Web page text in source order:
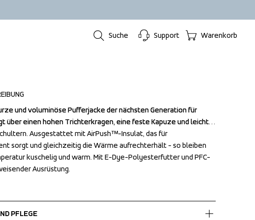
Suche Support Warenkorb
und voluminöse Pufferjacke der nächsten Generation für
über einen hohen Trichterkragen, eine feste Kapuze und leicht
Ausgestattet mit AirPush™-Insulat, das für
sorgt und gleichzeitig die Wärme aufrechterhält - so bleiben
kuschelig und warm. Mit E-Dye-Polyesterfutter und PFC-
Ausrüstung.
und voluminöse Pufferjacke der nächsten Generation für
über einen hohen Trichterkragen, eine feste Kapuze und leicht
Ausgestattet mit AirPush™-Insulat, das für
sorgt und gleichzeitig die Wärme aufrechterhält - so bleiben
kuschelig und warm. Mit E-Dye-Polyesterfutter und PFC-
Ausrüstung.
PFLEGE